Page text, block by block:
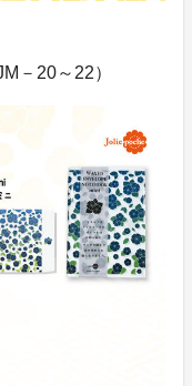
－20～22）